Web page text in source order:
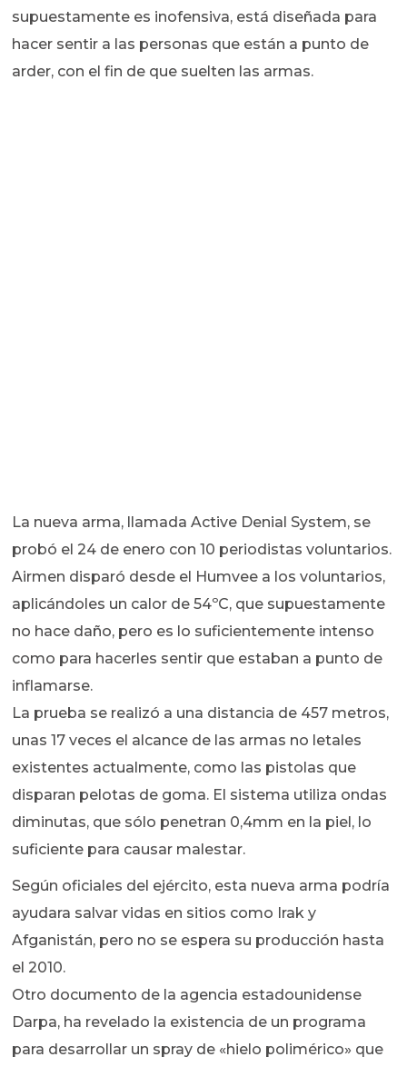
supuestamente es inofensiva, está diseñada para
hacer sentir a las personas que están a punto de
arder, con el fin de que suelten las armas.
La nueva arma, llamada Active Denial System, se
probó el 24 de enero con 10 periodistas voluntarios.
Airmen disparó desde el Humvee a los voluntarios,
aplicándoles un calor de 54ºC, que supuestamente
no hace daño, pero es lo suficientemente intenso
como para hacerles sentir que estaban a punto de
inflamarse.
La prueba se realizó a una distancia de 457 metros,
unas 17 veces el alcance de las armas no letales
existentes actualmente, como las pistolas que
disparan pelotas de goma. El sistema utiliza ondas
diminutas, que sólo penetran 0,4mm en la piel, lo
suficiente para causar malestar.
Según oficiales del ejército, esta nueva arma podría
ayudara salvar vidas en sitios como Irak y
Afganistán, pero no se espera su producción hasta
el 2010.
Otro documento de la agencia estadounidense
Darpa, ha revelado la existencia de un programa
para desarrollar un spray de «hielo polimérico» que